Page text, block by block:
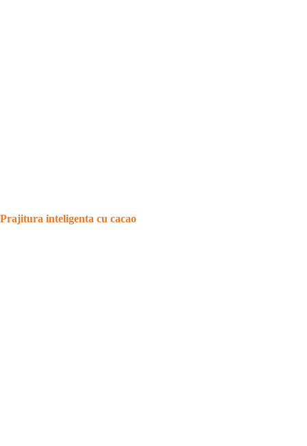
Prajitura inteligenta cu cacao